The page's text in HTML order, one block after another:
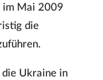
im Mai 2009
die
Ukraine in